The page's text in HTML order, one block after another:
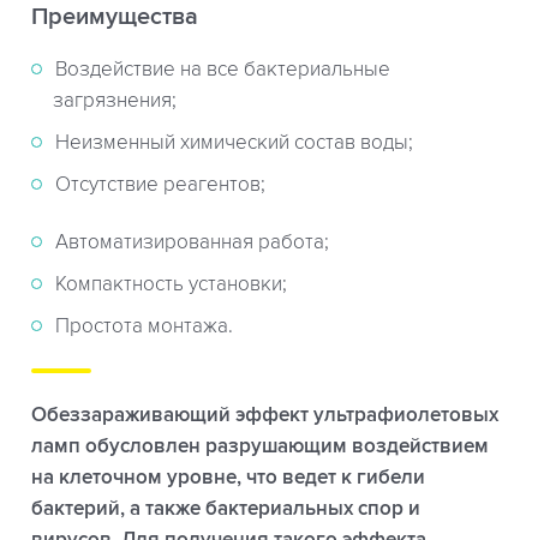
Преимущества
Воздействие на все бактериальные
загрязнения;
Неизменный химический состав воды;
Отсутствие реагентов;
Автоматизированная работа;
Компактность установки;
Простота монтажа.
Обеззараживающий эффект ультрафиолетовых
ламп обусловлен разрушающим воздействием
на клеточном уровне, что ведет к гибели
бактерий, а также бактериальных спор и